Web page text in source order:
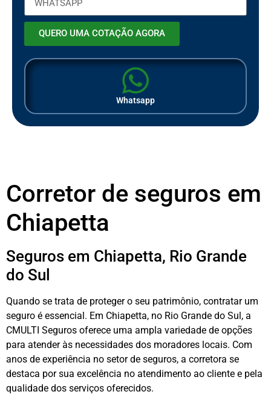
QUERO UMA COTAÇÃO AGORA
Whatsapp
Corretor de seguros em
Chiapetta
Seguros em Chiapetta, Rio Grande
do Sul
Quando se trata de proteger o seu patrimônio, contratar um
seguro é essencial. Em Chiapetta, no Rio Grande do Sul, a
CMULTI Seguros oferece uma ampla variedade de opções
para atender às necessidades dos moradores locais. Com
anos de experiência no setor de seguros, a corretora se
destaca por sua excelência no atendimento ao cliente e pela
qualidade dos serviços oferecidos.